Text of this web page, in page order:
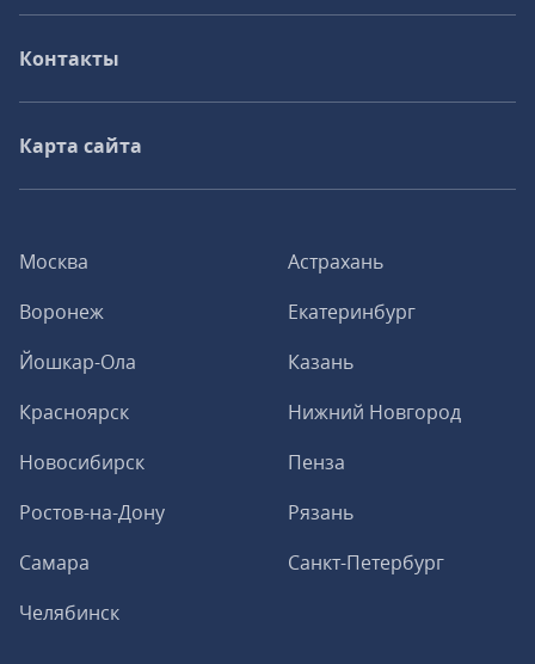
Москва
Астрахань
Воронеж
Екатеринбург
Йошкар-Ола
Казань
Красноярск
Нижний Новгород
Новосибирск
Пенза
Ростов-на-Дону
Рязань
Самара
Санкт-Петербург
Челябинск
Контакты
Карта сайта